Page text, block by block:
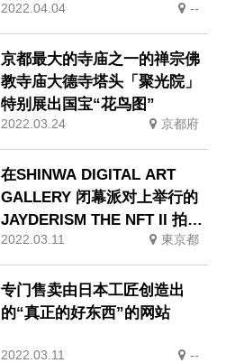
2022.04.04 --
京都最大的寺庙之一的禅宗佛
教寺庙大德寺塔头「聚光院」
特别展出国宝“花鸟图”
2022.03.24 京都府
在SHINWA DIGITAL ART
GALLERY 闭幕派对上举行的
JAYDERISM THE NFT II 拍卖,
拍出1000万日元的最高价
2022.03.11 東京都
专门售卖由日本工匠创造出
的“真正的好东西”的网站
2022.03.11 --